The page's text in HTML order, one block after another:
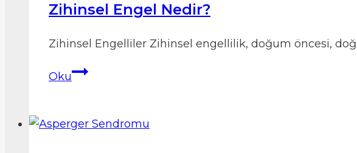
Zihinsel Engel Nedir?
Zihinsel Engelliler Zihinsel engellilik, doğum öncesi,
OkuZihinsel